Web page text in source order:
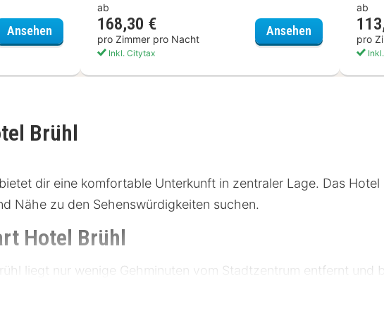
AnsehenGästehaus Balthasar Neumann
ab
168,30 €
pro Zimmer pro Nacht
Inkl. Citytax
Ansehen Schlosshotel
ab
pro
Brühl
dir eine komfortable Unterkunft in zentraler Lage. Das Hotel
Nähe zu den Sehenswürdigkeiten suchen.
Hotel Brühl
liegt nur wenige Gehminuten vom Stadtzentrum entfernt und
Der Hauptbahnhof ist leicht erreichbar, und die